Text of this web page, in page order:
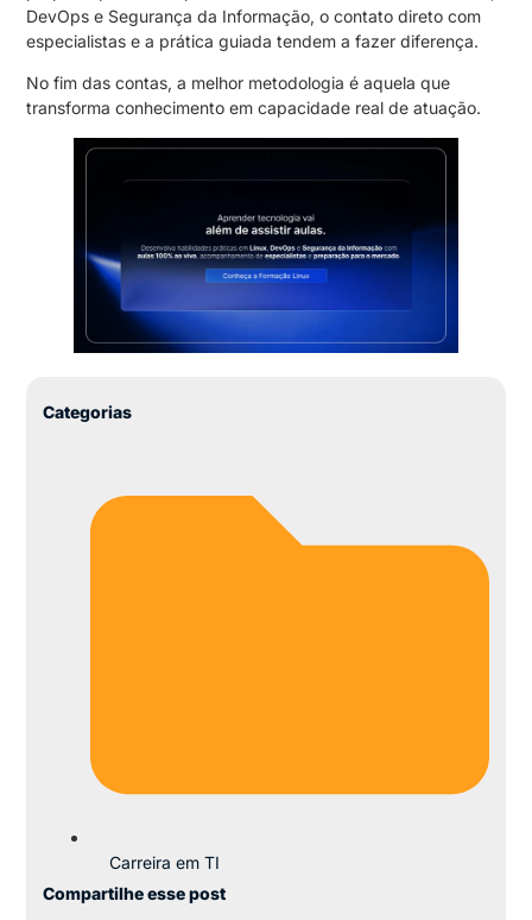
DevOps e Segurança da Informação, o contato direto com
especialistas e a prática guiada tendem a fazer diferença.
No fim das contas, a melhor metodologia é aquela que
transforma conhecimento em capacidade real de atuação.
Categorias
Carreira em TI
Compartilhe esse post